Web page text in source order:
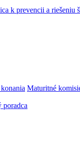
k prevencii a riešeniu
Maturitné
poradca